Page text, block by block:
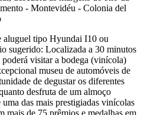
aluguel tipo Hyundai I10 ou
sugerido: Localizada a 30 minutos
visitar a bodega (vinícola)
museu de automóveis de
de degustar os diferentes
desfruta de um almoço
das mais prestigiadas vinícolas
mais de 75 prêmios e medalhas em